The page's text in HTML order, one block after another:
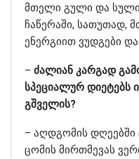
მთელი გული და სული
ჩაწერაში, სათუთად,
ენერგიით ვუდგები
– ძალიან კარგად
სპეციალურ დიეტებს
გშველის?
– აღდგომის დღეებში
ცომის მირთმევას